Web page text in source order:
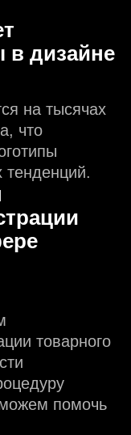
в дизайне
на тысячах
что
тенденций.
товарного
помочь